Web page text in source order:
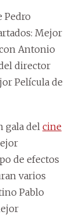
Pedro
Mejor
Antonio
director
Película de
gala del cine
de efectos
varios
Pablo